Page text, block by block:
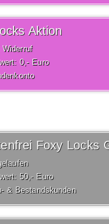
Aktion
0,- Euro
50,- Euro
& Bestandskunden